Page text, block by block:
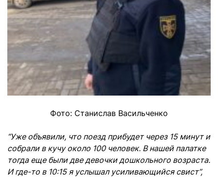
Фото: Станислав Васильченко
“Уже объявили, что поезд прибудет через 15 минут и
собрали в кучу около 100 человек. В нашей палатке
тогда еще были две девочки дошкольного возраста.
И где-то в 10:15 я услышал усиливающийся свист”,